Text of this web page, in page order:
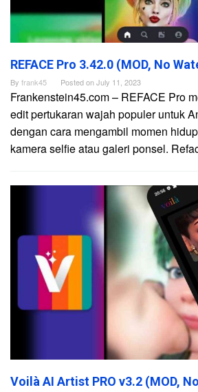
REFACE Pro 3.42.0 (MOD, No
By frank45 Posted onJuly 11, 2023
Frankenstein45.com – REFACE Pro
edit pertukaran wajah populer untuk
dengan cara mengambil momen
kamera selfie atau galeri ponsel.
Voilà AI Artist PRO v3.2 (MOD,